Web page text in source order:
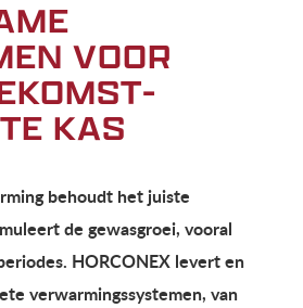
VOOR
KAS
behoudt het juiste
de gewasgroei, vooral
HORCONEX levert en
verwarmingssystemen, van